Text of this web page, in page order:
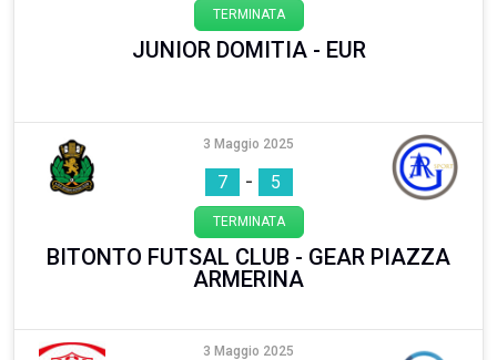
JUNIOR DOMITIA - EUR
TERMINATA
3 Maggio 2025
7 - 5
BITONTO FUTSAL CLUB - GEAR PIAZZA
ARMERINA
TERMINATA
3 Maggio 2025